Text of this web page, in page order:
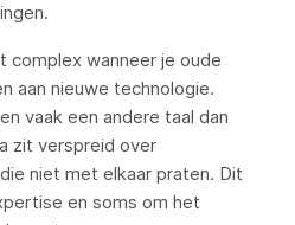
wanneer je oude
aan nieuwe technologie.
vaak een andere taal dan
zit verspreid over
niet met elkaar praten. Dit
en soms om het